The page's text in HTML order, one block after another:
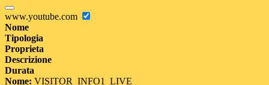
www.youtube.com
Nome
Tipologia
Proprieta
Descrizione
Durata
Nome: VISITOR_INFO1_LIVE